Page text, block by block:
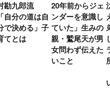
勘九郎流
「自分の道は自
で決める」子
てとは
20年前からジェ
ンダーを意識し
ていた」生みの
親・鷲尾天が男
女問わず伝えた
いこと